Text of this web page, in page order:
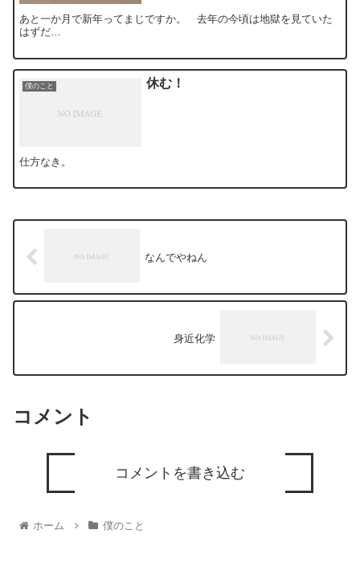
あと一か月で新年ってまじですか。 去年の今頃は地獄を見ていた
はずだ…
僕のこと 休む！
仕方なき。
なんでやねん
身近化学
コメント
コメントを書き込む
ホーム 僕のこと